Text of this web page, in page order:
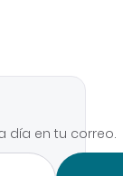
día en tu correo.